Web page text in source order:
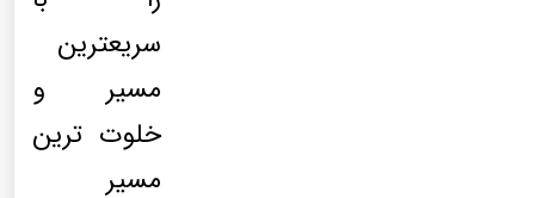
سریعترین
مسیر و
خلوت ترین
مسیر